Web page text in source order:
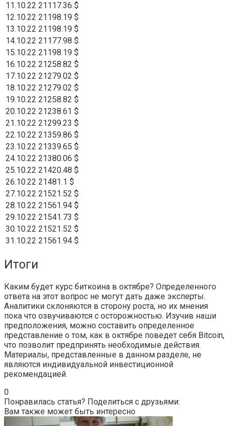
11.10.22 21117.36 $
12.10.22 21198.19 $
13.10.22 21198.19 $
14.10.22 21177.98 $
15.10.22 21198.19 $
16.10.22 21258.82 $
17.10.22 21279.02 $
18.10.22 21279.02 $
19.10.22 21258.82 $
20.10.22 21238.61 $
21.10.22 21299.23 $
22.10.22 21359.86 $
23.10.22 21339.65 $
24.10.22 21380.06 $
25.10.22 21420.48 $
26.10.22 21481.1 $
27.10.22 21521.52 $
28.10.22 21561.94 $
29.10.22 21541.73 $
30.10.22 21521.52 $
31.10.22 21561.94 $
Итоги
Каким будет курс биткоина в октябре? Определенного
ответа на этот вопрос не могут дать даже эксперты.
Аналитики склоняются в сторону роста, но их мнения
пока что озвучиваются с осторожностью. Изучив наши
предположения, можно составить определенное
представление о том, как в октябре поведет себя Bitcoin,
что позволит предпринять необходимые действия.
Материалы, представленные в данном разделе, не
являются индивидуальной инвестиционной
рекомендацией.
0
Понравилась статья? Поделиться с друзьями:
Вам также может быть интересно